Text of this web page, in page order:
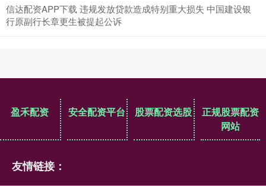
信达配资APP下载 违规发放贷款造成特别重大损失 中国建设银
行原副行长章更生被提起公诉
盈禾配资 安全配资平台 股票配资选股
正规股票配资
网站
友情链接：